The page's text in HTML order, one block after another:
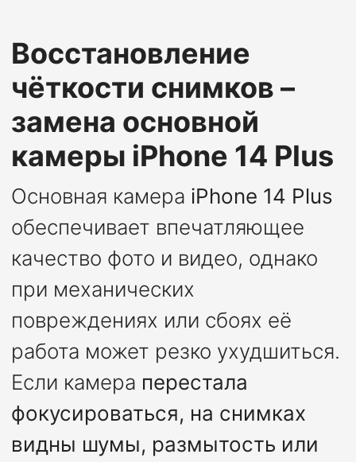
Восстановление
чёткости снимков –
замена основной
камеры iPhone 14 Plus
Основная камера iPhone 14 Plus
обеспечивает впечатляющее
качество фото и видео, однако
при механических
повреждениях или сбоях её
работа может резко ухудшиться.
Если камера перестала
фокусироваться, на снимках
видны шумы, размытость или